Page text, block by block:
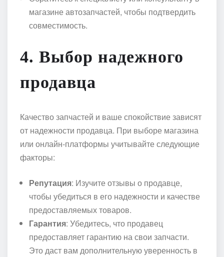
магазине автозапчастей, чтобы подтвердить
совместимость.
4. Выбор надежного
продавца
Качество запчастей и ваше спокойствие зависят
от надежности продавца. При выборе магазина
или онлайн-платформы учитывайте следующие
факторы:
Репутация: Изучите отзывы о продавце,
чтобы убедиться в его надежности и качестве
предоставляемых товаров.
Гарантия: Убедитесь, что продавец
предоставляет гарантию на свои запчасти.
Это даст вам дополнительную уверенность в